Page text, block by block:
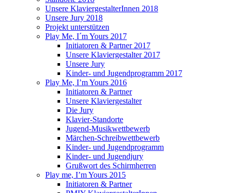
Unsere KlaviergestalterInnen 2018
Unsere Jury 2018
Projekt unterstützen
Play Me, I´m Yours 2017
Initiatoren & Partner 2017
Unsere Klaviergestalter 2017
Unsere Jury
Kinder- und Jugendprogramm 2017
Play Me, I’m Yours 2016
Initiatoren & Partner
Unsere Klaviergestalter
Die Jury
Klavier-Standorte
Jugend-Musikwettbewerb
Märchen-Schreibwettbewerb
Kinder- und Jugendprogramm
Kinder- und Jugendjury
Grußwort des Schirmherren
Play me, I’m Yours 2015
Initiatoren & Partner